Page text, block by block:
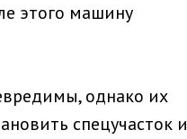
этого машину
однако их
спецучасток и